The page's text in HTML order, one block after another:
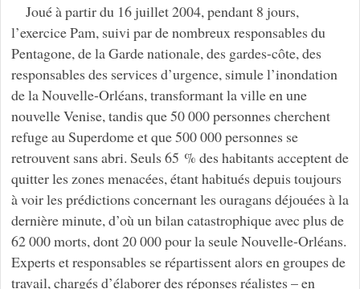
Joué à partir du 16 juillet 2004, pendant 8 jours,
l’exercice Pam, suivi par de nombreux responsables du
Pentagone, de la Garde nationale, des gardes-côte, des
responsables des services d’urgence, simule l’inondation
de la Nouvelle-Orléans, transformant la ville en une
nouvelle Venise, tandis que 50 000 personnes cherchent
refuge au Superdome et que 500 000 personnes se
retrouvent sans abri. Seuls 65 % des habitants acceptent de
quitter les zones menacées, étant habitués depuis toujours
à voir les prédictions concernant les ouragans déjouées à la
dernière minute, d’où un bilan catastrophique avec plus de
62 000 morts, dont 20 000 pour la seule Nouvelle-Orléans.
Experts et responsables se répartissent alors en groupes de
travail, chargés d’élaborer des réponses réalistes – en